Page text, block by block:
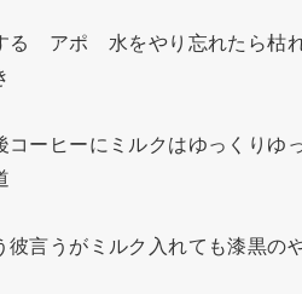
る　アポ　水をやり忘れたら枯
コーヒーにミルクはゆっくりゆ
彼言うがミルク入れても漆黒の